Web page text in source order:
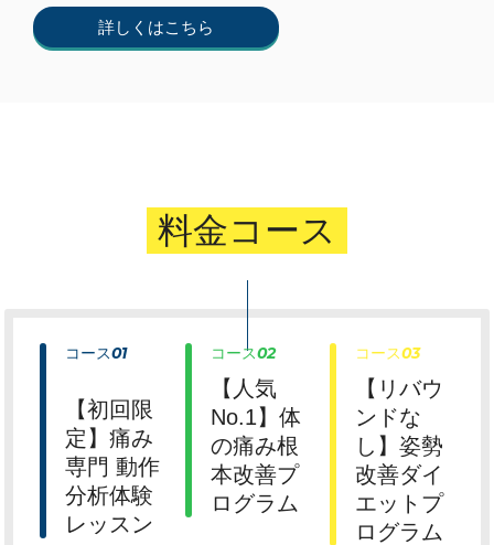
詳しくはこちら
料金コース
コース01
【初回限
定】痛み
専門 動作
分析体験
レッスン
コース02
【人気
No.1】体
の痛み根
本改善プ
ログラム
コース03
【リバウ
ンドな
し】姿勢
改善ダイ
エットプ
ログラム